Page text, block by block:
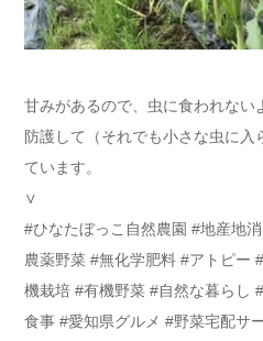
甘みがあるので、虫に食われな
防護して（それでも小さな虫に入
ています。
∨
#ひなたぼっこ自然農園 #地産地
農薬野菜 #無化学肥料 #アトピー
機栽培 #有機野菜 #自然な暮らし
食事 #愛知県グルメ #野菜宅配サ